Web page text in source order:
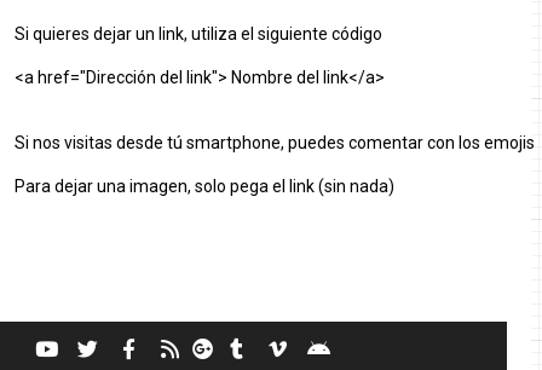
Si quieres dejar un link, utiliza el siguiente código
<a href="Dirección del link"> Nombre del link</a>
Si nos visitas desde tú smartphone, puedes comentar con los emojis
Para dejar una imagen, solo pega el link (sin nada)